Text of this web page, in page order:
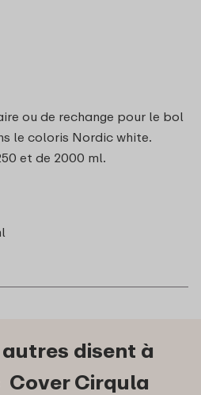
ou de rechange pour le bol
le coloris Nordic white.
et de 2000 ml.
disent à
Cover Cirqula